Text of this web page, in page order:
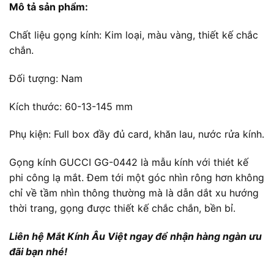
Mô tả sản phẩm:
Chất liệu gọng kính: Kim loại, màu vàng, thiết kế chắc
chắn.
Đối tượng: Nam
Kích thước: 60-13-145 mm
Phụ kiện: Full box đầy đủ card, khăn lau, nước rửa kính.
Gọng kính GUCCI GG-0442 là mẫu kính với thiét kế
phi công lạ mắt. Đem tới một góc nhìn rông hơn không
chỉ về tầm nhìn thông thường mà là dẫn dắt xu hướng
thời trang, gọng được thiết kế chắc chắn, bền bỉ.
Liên hệ Mắt Kính Âu Việt ngay để nhận hàng ngàn ưu
đãi bạn nhé!